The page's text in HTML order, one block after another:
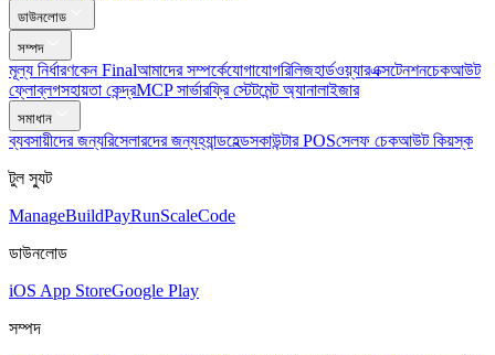
ডাউনলোড
সম্পদ
মূল্য নির্ধারণকেন Finalআমাদের সম্পর্কেযোগাযোগরিলিজহার্ডওয়্যারএক্সটেনশনচেকআউট
ফ্লোব্লগসহায়তা কেন্দ্রMCP সার্ভারফ্রি স্টেটমেন্ট অ্যানালাইজার
সমাধান
ব্যবসায়ীদের জন্যরিসেলারদের জন্যহ্যান্ডহেল্ডসকাউন্টার POSসেলফ চেকআউট কিয়স্ক
টুল স্যুট
ManageBuildPayRunScaleCode
ডাউনলোড
iOS App StoreGoogle Play
সম্পদ